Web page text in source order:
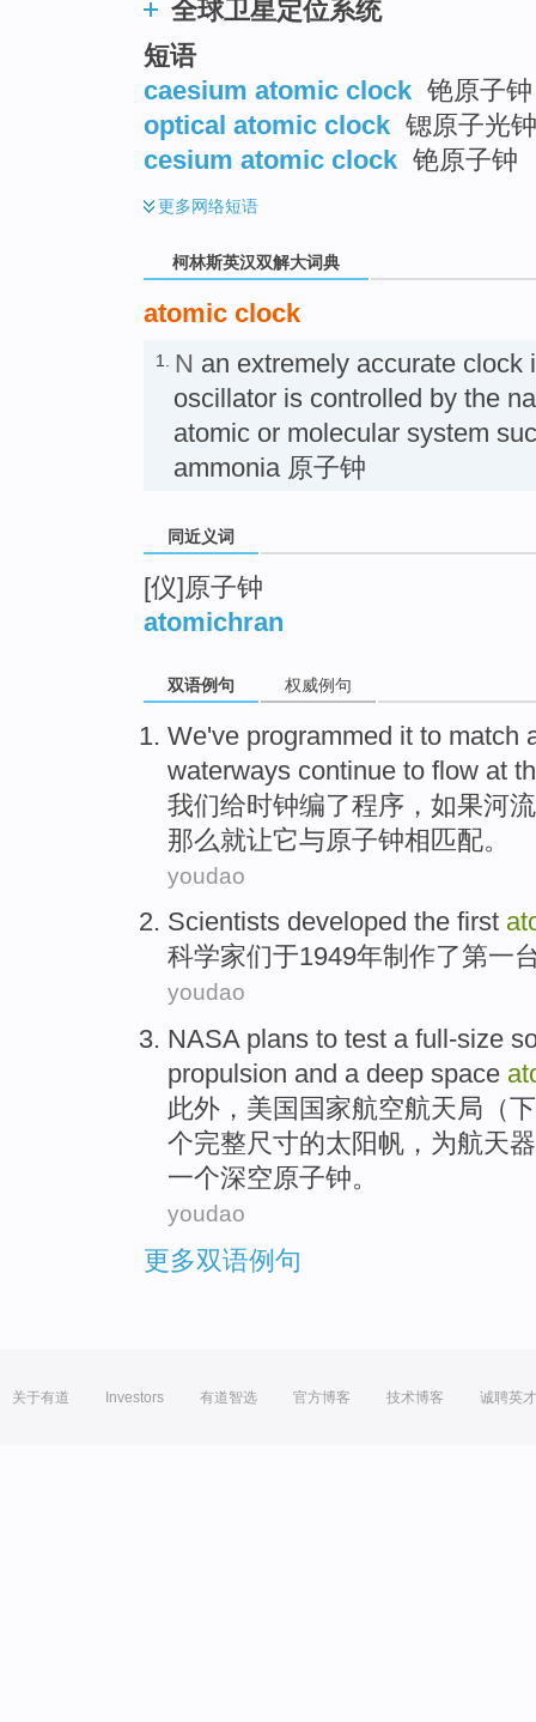
全球卫星定位系统
短语
caesium atomic clock 铯原子钟
optical atomic clock 锶原子光
cesium atomic clock 铯原子钟
更多网络短语
柯林斯英汉双解大词典
atomic clock
1. N an extremely accurate clock
oscillator is controlled by the
atomic or molecular system
ammonia 原子钟
同近义词
[仪]原子钟
atomichran
双语例句 权威例句
We've programmed it to match
waterways continue to flow at
我们给时钟编了程序，如果河
那么就让它与原子钟相匹配。
youdao
Scientists developed the first
科学家们于1949年制作了第一
youdao
NASA plans to test a full-size
propulsion and adeep space
此外，美国国家航空航天局 （
个完整尺寸的太阳帆 ， 为航天器
一个深空原子钟。
youdao
更多双语例句
关于有道 Investors 有道智选 官方博客 技术博客 诚聘英才